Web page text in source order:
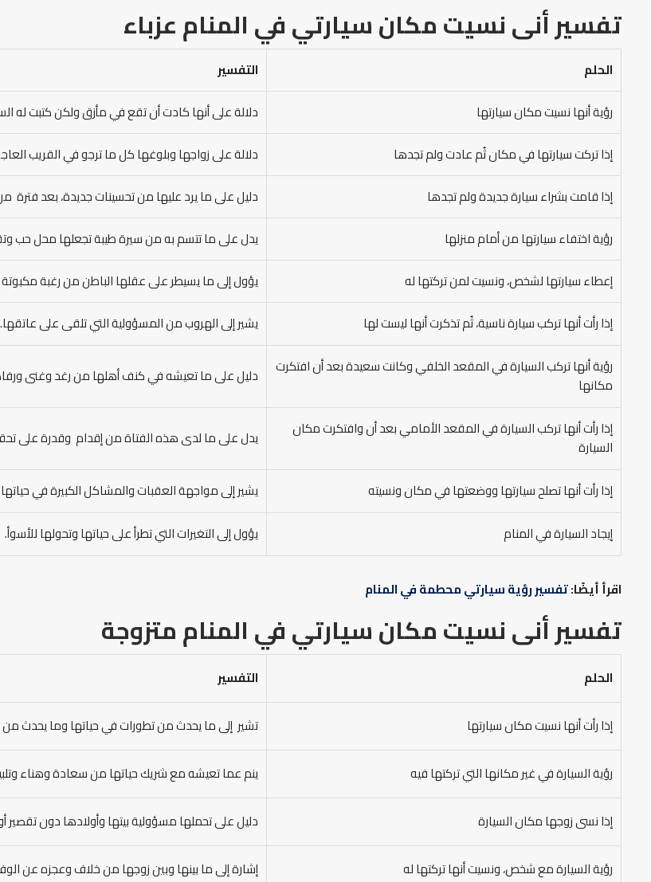
تفسير أنى نسيت مكان سيارتي في المنام عزباء
الحلم
التفسير
رؤية أنها نسيت مكان سيارتها
دلالة على أنها كادت أن تقع في مأزق ولكن كتبت له
إذا تركت سيارتها في مكان ثُم عادت ولم تجدها
دلالة على زواجها وبلوغها كل ما ترجو في القريب
إذا قامت بشراء سيارة جديدة ولم تجدها
دليل على ما يرد عليها من تحسينات جديدة، بعد
رؤية اختفاء سيارتها من أمام منزلها
يدل على ما تتسم به من سيرة طيبة تجعلها محل حب
إعطاء سيارتها لشخص، ونسيت لمن تركتها له
يؤول إلى ما يسيطر على عقلها الباطن من رغبة مكبوتة
إذا رأت أنها تركب سيارة ناسية، ثُم تذكرت أنها ليست لها
يشير إلى الهروب من المسؤولية التي تلقى على عاتقها.
رؤية أنها تركب السيارة في المقعد الخلفي وكانت سعيدة بعد أن افتكرت
مكانها
دليل على ما تعيشه في كنف أهلها من رغد وغنى
إذا رأت أنها تركب السيارة في المقعد الأمامي بعد أن وافتكرت مكان
السيارة
يدل على ما لدى هذه الفتاة من إقدام وقدرة على
إذا رأت أنها تصلح سيارتها ووضعتها في مكان ونسيته
يشير إلى مواجهة العقبات والمشاكل الكبيرة في
إيجاد السيارة في المنام
يؤول إلى التغيرات التي تطرأ على حياتها وتحولها للأسوأ.
اقرأ أيضًا:تفسير رؤية سيارتي محطمة في المنام
تفسير أنى نسيت مكان سيارتي في المنام متزوجة
الحلم التفسير
إذا رأت أنها نسيت مكان سيارتها تشير إلى ما يحدث من تطورات في حياتها وما يحدث من
رؤية السيارة في غير مكانها التي تركتها فيه ينم عما تعيشه مع شريك حياتها من سعادة وهناء
إذا نسى زوجها مكان السيارة دليل على تحملها مسؤولية بيتها وأولادها دون تقصير
رؤية السيارة مع شخص، ونسيت أنها تركتها له إشارة إلى ما بينها وبين زوجها من خلاف وعجزه عن